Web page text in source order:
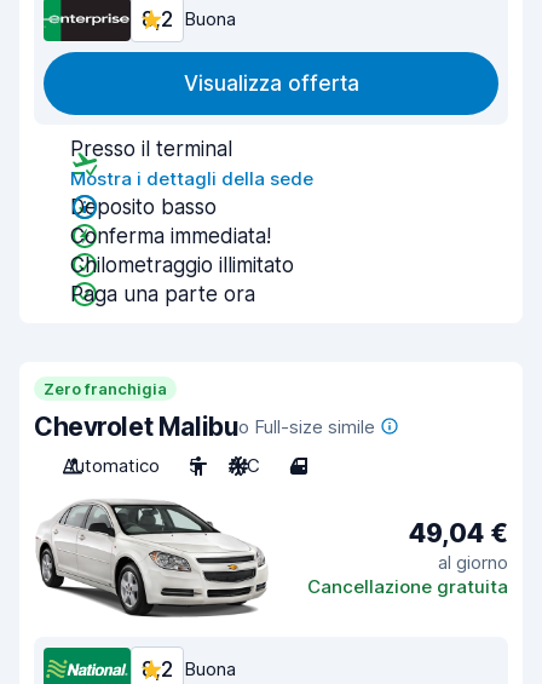
8,2 Buona
Visualizza offerta
Presso il terminal
Mostra i dettagli della sede
Deposito basso
Conferma immediata!
Chilometraggio illimitato
Paga una parte ora
Zero franchigia
Chevrolet Malibuo Full-size simile
Automatico
5 A/C 4
49,04 €
al giorno
Cancellazione gratuita
8,2 Buona